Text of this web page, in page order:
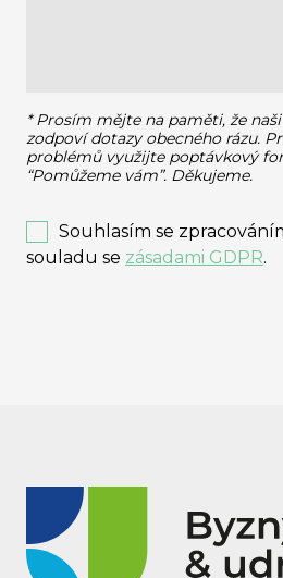
* Prosím mějte na paměti, že
zodpoví dotazy obecného rázu.
problémů využijte poptávkový
“Pomůžeme vám”. Děkujeme.
Souhlasím se
souladu se zásadami GDPR.